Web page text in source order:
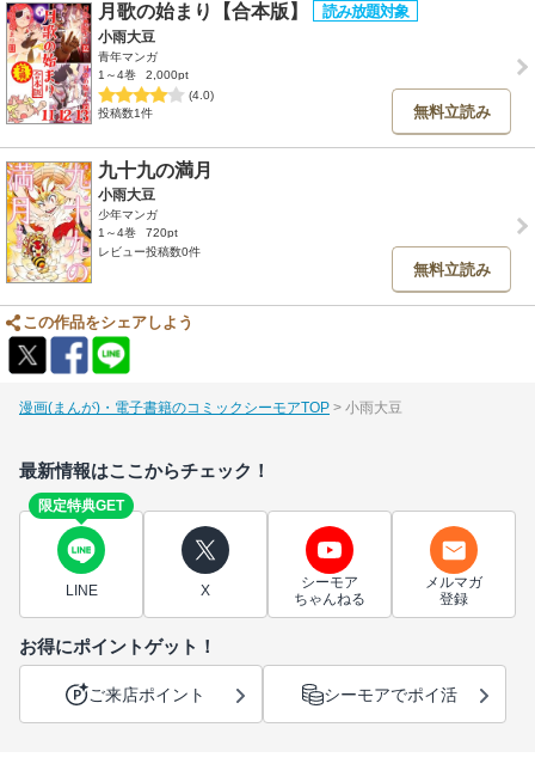
月歌の始まり【合本版】
小雨大豆
青年マンガ
1～4巻
2,000pt
(4.0)
投稿数1件
無料立読み
九十九の満月
小雨大豆
少年マンガ
1～4巻
720pt
レビュー投稿数0件
無料立読み
この作品をシェアしよう
漫画(まんが)・電子書籍のコミックシーモアTOP 小雨大豆
最新情報はここからチェック！
限定特典GET
LINE X
シーモア
ちゃんねる
メルマガ
登録
お得にポイントゲット！
ご来店ポイント シーモアでポイ活